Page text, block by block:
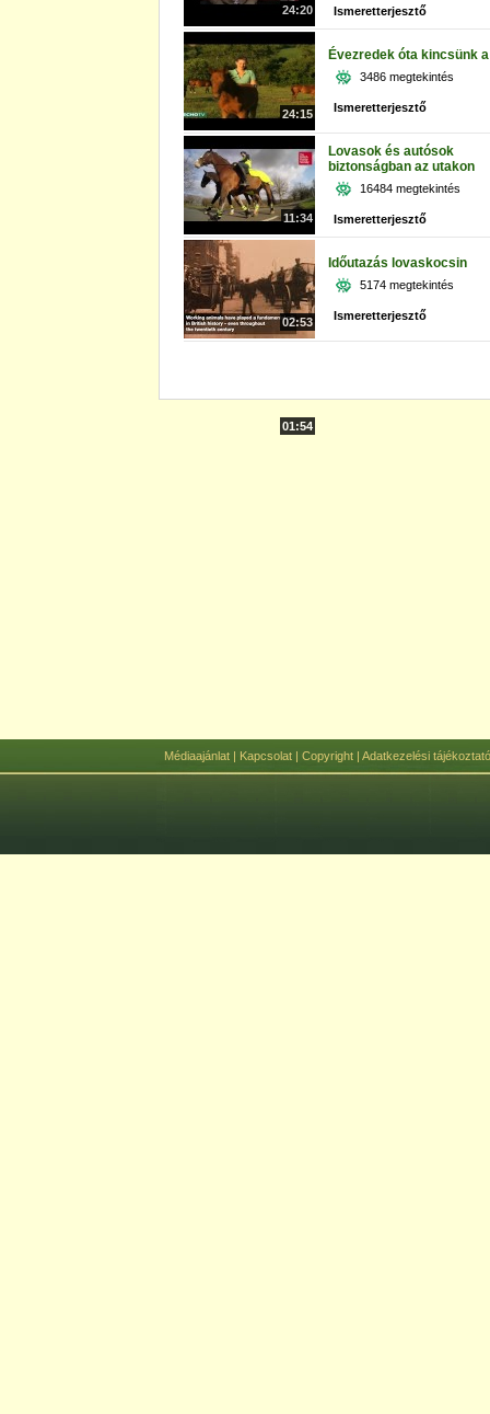
24:20
24:15
Ismeretterjesztő
11:34
Évezredek óta kincsünk
3486 megtekintés
Ismeretterjesztő
02:53
Lovasok és autósok
biztonságban az utakon
16484 megtekintés
Ismeretterjesztő
01:54
Időutazás lovaskocsin
5174 megtekintés
Ismeretterjesztő
Médiaajánlat| Kapcsolat| Copyright| Adatkezelési tájékoztató